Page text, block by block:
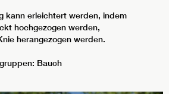
kann erleichtert werden, indem
hochgezogen werden,
herangezogen werden.
Bauch